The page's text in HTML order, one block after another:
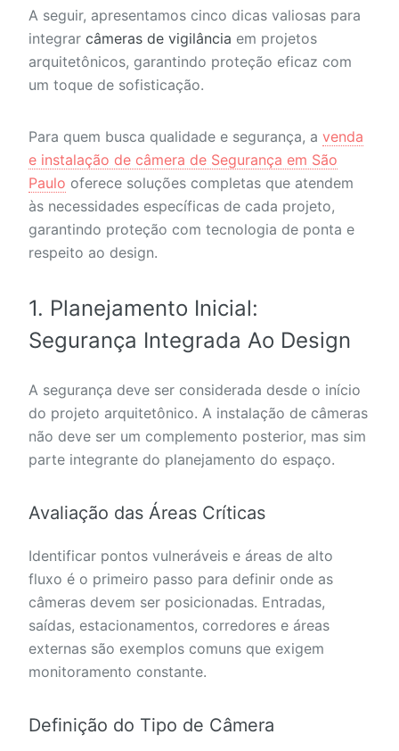
A seguir, apresentamos cinco dicas valiosas para
integrar câmeras de vigilância em projetos
arquitetônicos, garantindo proteção eficaz com
um toque de sofisticação.
Para quem busca qualidade e segurança, a venda
e instalação de câmera de Segurança em São
Paulo oferece soluções completas que atendem
às necessidades específicas de cada projeto,
garantindo proteção com tecnologia de ponta e
respeito ao design.
1. Planejamento Inicial:
Segurança Integrada Ao Design
A segurança deve ser considerada desde o início
do projeto arquitetônico. A instalação de câmeras
não deve ser um complemento posterior, mas sim
parte integrante do planejamento do espaço.
Avaliação das Áreas Críticas
Identificar pontos vulneráveis e áreas de alto
fluxo é o primeiro passo para definir onde as
câmeras devem ser posicionadas. Entradas,
saídas, estacionamentos, corredores e áreas
externas são exemplos comuns que exigem
monitoramento constante.
Definição do Tipo de Câmera